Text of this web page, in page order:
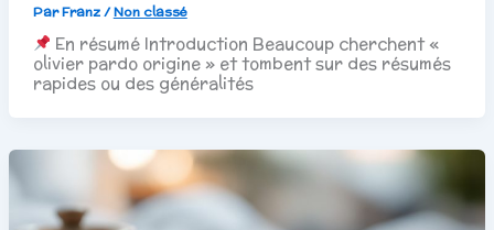
ParFranz/Non classé
En résumé Introduction Beaucoup cherchent «
olivier pardo origine » et tombent sur des résumés
rapides ou des généralités